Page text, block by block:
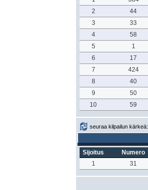
2
44
3
33
4
58
5
1
6
17
7
424
8
40
9
50
10
59
seuraa kilpailun kärkeä:
Sijoitus Numero
1
31